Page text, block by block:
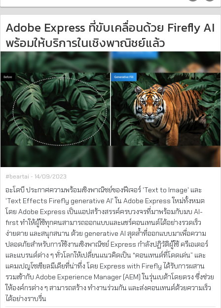
Adobe Express ที่ขับเคลื่อนด้วย Firefly AI
พร้อมให้บริการในเชิงพาณิชย์แล้ว
#beartai - 14/09/2023
อะโดบี ประกาศความพร้อมเชิงพาณิชย์ของฟีเจอร์ 'Text to Image' และ
'Text Effects Firefly generative AI' ใน Adobe Express ใหม่ทั้งหมด
โดย Adobe Express เป็นแอปสร้างสรรค์ครบวงจรที่มาพร้อมกับมบ AI-
first ทำให้ผู้ใช้ทุกคนสามารถออกแบบและแชร์คอนเทนต์ได้อย่างรวดเร็ว
ง่ายดาย และสนุกสนาน ด้วย generative AI สุดล้ำที่ออกแบบมาเพื่อความ
ปลอดภัยสำหรับการใช้งานเชิงพาณิชย์ Express กำลังปฏิวัติผู้ใช้ ครีเอเตอร์
และแบรนด์ต่าง ๆ ทั่วโลกให้เปลี่ยนแนวคิดเป็น “คอนเทนต์ที่โดดเด่น” และ
แคมเปญโซเชียลมีเดียที่น่าทึ่ง โดย Express with Firefly ได้รับการผสาน
รวมเข้ากับ Adobe Experience Manager (AEM) ในรุ่นเบต้าโดยตรง ซึ่งช่วย
ให้องค์กรต่าง ๆ สามารถสร้าง ทำงานร่วมกัน และส่งคอนเทนต์ด้วยความเร็ว
ได้อย่างราบรื่น